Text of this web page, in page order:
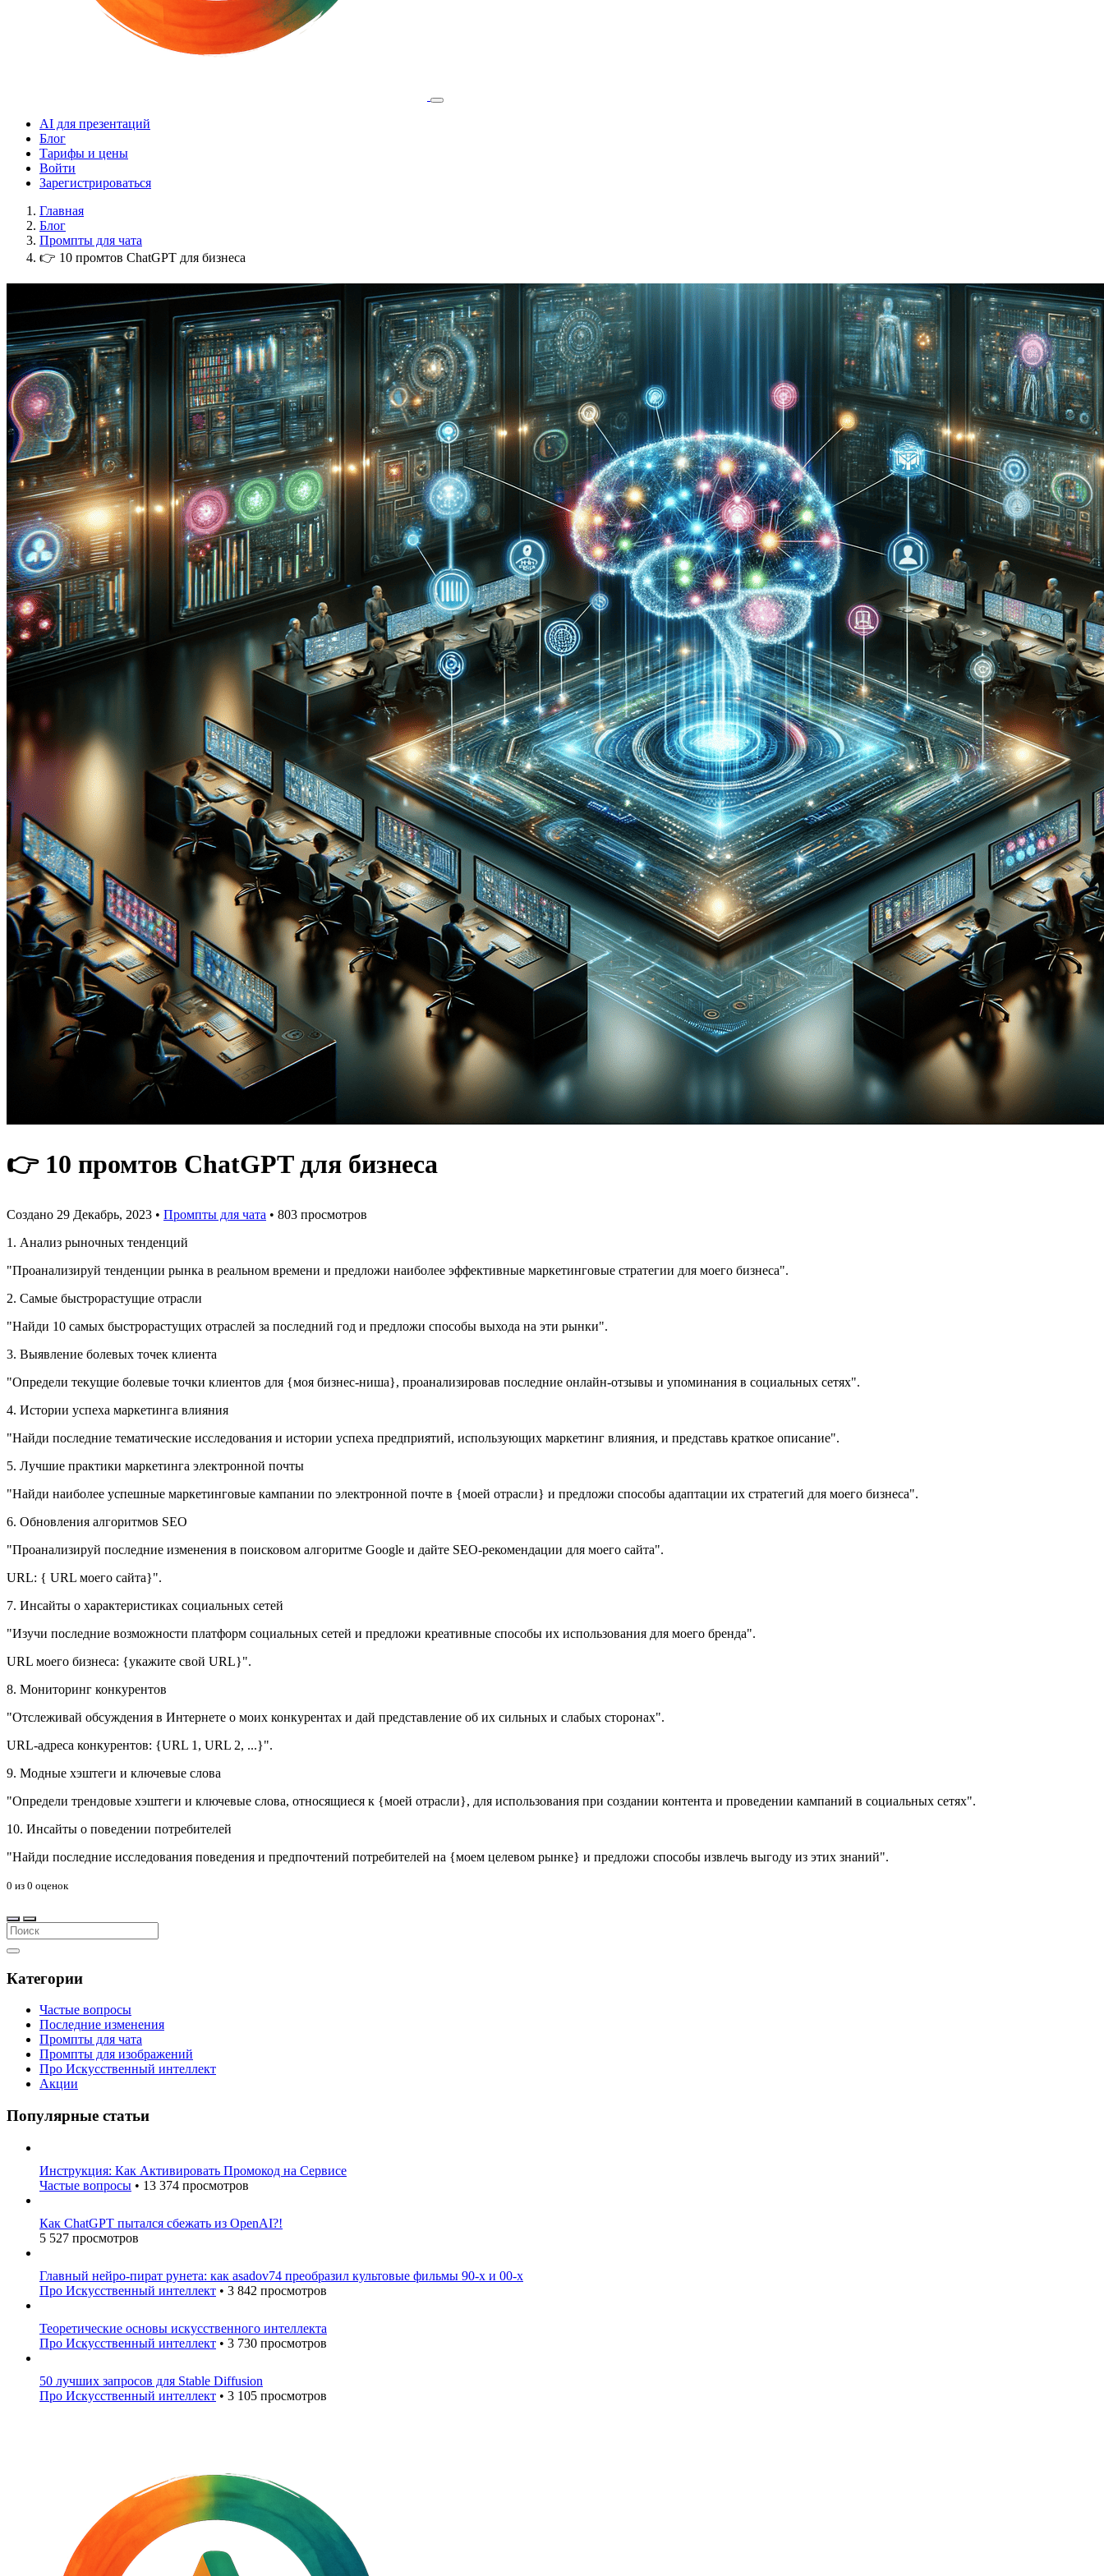
AI для презентаций
Блог
Тарифы и цены
Войти
Зарегистрироваться
Главная
Блог
Промпты для чата
👉 10 промтов ChatGPT для бизнеса
👉 10 промтов ChatGPT для бизнеса
Создано 29 Декабрь, 2023 • Промпты для чата • 803 просмотров
1. Анализ рыночных тенденций
"Проанализируй тенденции рынка в реальном времени и предложи наиболее эффективные маркетинговые стратегии для моего бизнеса".
2. Самые быстрорастущие отрасли
"Найди 10 самых быстрорастущих отраслей за последний год и предложи способы выхода на эти рынки".
3. Выявление болевых точек клиента
"Определи текущие болевые точки клиентов для {моя бизнес-ниша}, проанализировав последние онлайн-отзывы и упоминания в социальных сетях".
4. Истории успеха маркетинга влияния
"Найди последние тематические исследования и истории успеха предприятий, использующих маркетинг влияния, и представь краткое описание".
5. Лучшие практики маркетинга электронной почты
"Найди наиболее успешные маркетинговые кампании по электронной почте в {моей отрасли} и предложи способы адаптации их стратегий для моего бизнеса".
6. Обновления алгоритмов SEO
"Проанализируй последние изменения в поисковом алгоритме Google и дайте SEO-рекомендации для моего сайта".
URL: { URL моего сайта}".
7. Инсайты о характеристиках социальных сетей
"Изучи последние возможности платформ социальных сетей и предложи креативные способы их использования для моего бренда".
URL моего бизнеса: {укажите свой URL}".
8. Мониторинг конкурентов
"Отслеживай обсуждения в Интернете о моих конкурентах и дай представление об их сильных и слабых сторонах".
URL-адреса конкурентов: {URL 1, URL 2, ...}".
9. Модные хэштеги и ключевые слова
"Определи трендовые хэштеги и ключевые слова, относящиеся к {моей отрасли}, для использования при создании контента и проведении кампаний в социальных сетях".
10. Инсайты о поведении потребителей
"Найди последние исследования поведения и предпочтений потребителей на {моем целевом рынке} и предложи способы извлечь выгоду из этих знаний".
0 из 0 оценок
Категории
Частые вопросы
Последние изменения
Промпты для чата
Промпты для изображений
Про Искусственный интеллект
Акции
Популярные статьи
Инструкция: Как Активировать Промокод на Сервисе
Частые вопросы • 13 374 просмотров
Как ChatGPT пытался сбежать из OpenAI?!
5 527 просмотров
Главный нейро-пират рунета: как asadov74 преобразил культовые фильмы 90-х и 00-х
Про Искусственный интеллект • 3 842 просмотров
Теоретические основы искусственного интеллекта
Про Искусственный интеллект • 3 730 просмотров
50 лучших запросов для Stable Diffusion
Про Искусственный интеллект • 3 105 просмотров